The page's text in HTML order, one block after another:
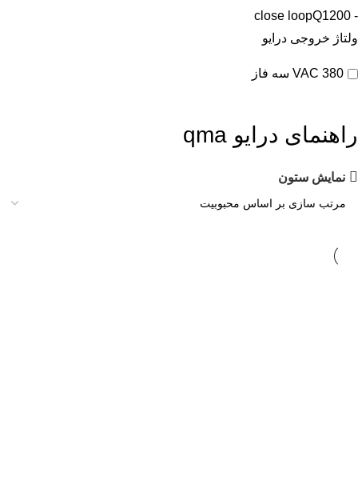
- close loop
Q1200
ولتاژ خروجی درایو
380 VAC سه فاز
راهنمای درایو qma
نمایش ستون